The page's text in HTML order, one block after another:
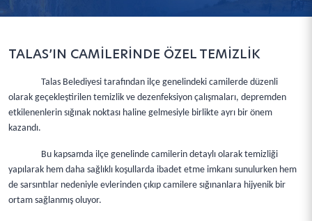
TALAS’IN CAMİLERİNDE ÖZEL TEMİZLİK
Talas Belediyesi tarafından ilçe genelindeki camilerde düzenli
olarak geçekleştirilen temizlik ve dezenfeksiyon çalışmaları, depremden
etkilenenlerin sığınak noktası haline gelmesiyle birlikte ayrı bir önem
kazandı.
Bu kapsamda ilçe genelinde camilerin detaylı olarak temizliği
yapılarak hem daha sağlıklı koşullarda ibadet etme imkanı sunulurken hem
de sarsıntılar nedeniyle evlerinden çıkıp camilere sığınanlara hijyenik bir
ortam sağlanmış oluyor.